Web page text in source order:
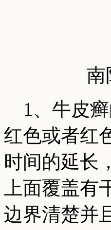
南
1、牛皮癣
红色或者红
时间的延长
上面覆盖
边界清楚并